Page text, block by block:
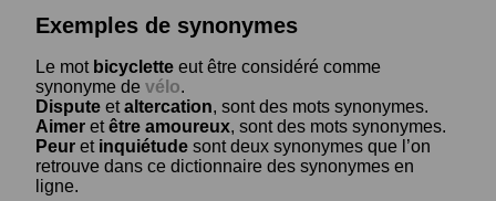
Exemples de synonymes
Le mot bicyclette eut être considéré comme
synonyme de vélo.
Dispute etaltercation, sont des mots synonymes.
Aimer etêtre amoureux, sont des mots synonymes.
Peur et inquiétude sont deux synonymes que l’on
retrouve dans ce dictionnaire des synonymes en
ligne.